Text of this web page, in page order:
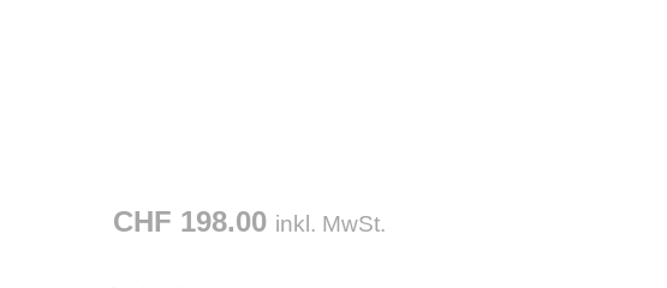
CHF 198.00 inkl. MwSt.